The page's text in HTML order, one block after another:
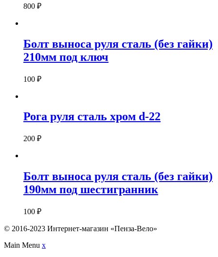
800 ₽
Болт выноса руля сталь (без гайки)
210мм под ключ
100 ₽
Рога руля сталь хром d-22
200 ₽
Болт выноса руля сталь (без гайки)
190мм под шестигранник
100 ₽
© 2016-2023 Интернет-магазин «Пенза-Вело»
Main Menu x